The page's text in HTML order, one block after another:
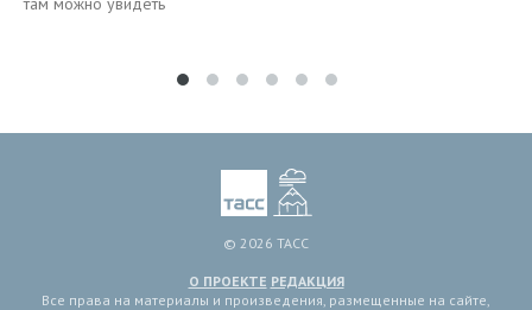
© 2026 ТАСС
О ПРОЕКТЕ РЕДАКЦИЯ
Все права на материалы и произведения, размещенные на сайте,